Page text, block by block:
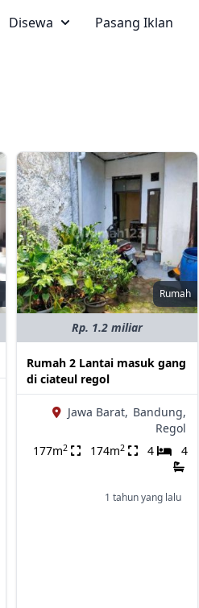
Disewa Pasang Iklan
Rumah
Rp. 1.2 miliar
Rumah 2 Lantai masuk gang
di ciateul regol
Jawa Barat, Bandung,
Regol
177m2 174m2 4 4
1 tahun yang lalu